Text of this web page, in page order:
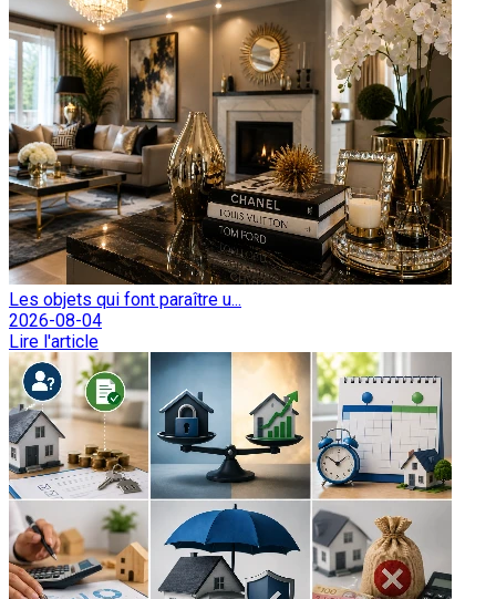
Les objets qui font paraître u...
2026-08-04
Lire l'article